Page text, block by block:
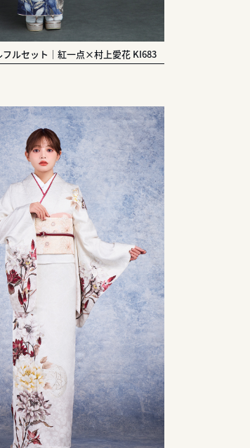
フルセット｜紅一点×村上愛花 KI683